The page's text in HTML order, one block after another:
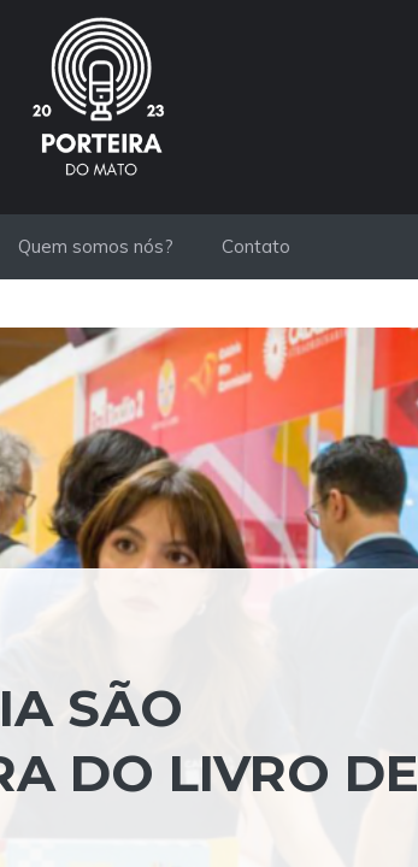
Quem somos nós? Contato
SÃO
DO LIVRO DE